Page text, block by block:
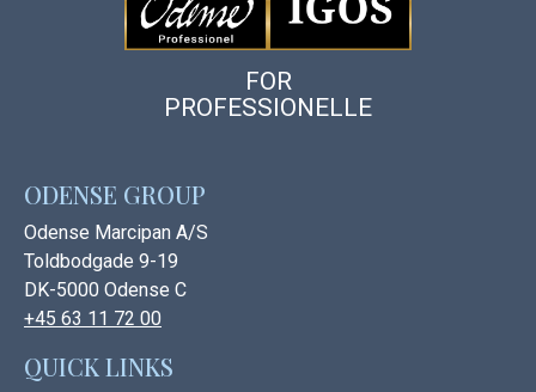
FOR
PROFESSIONELLE
ODENSE GROUP
Odense Marcipan A/S
Toldbodgade 9-19
DK-5000 Odense C
+45 63 11 72 00
QUICK LINKS